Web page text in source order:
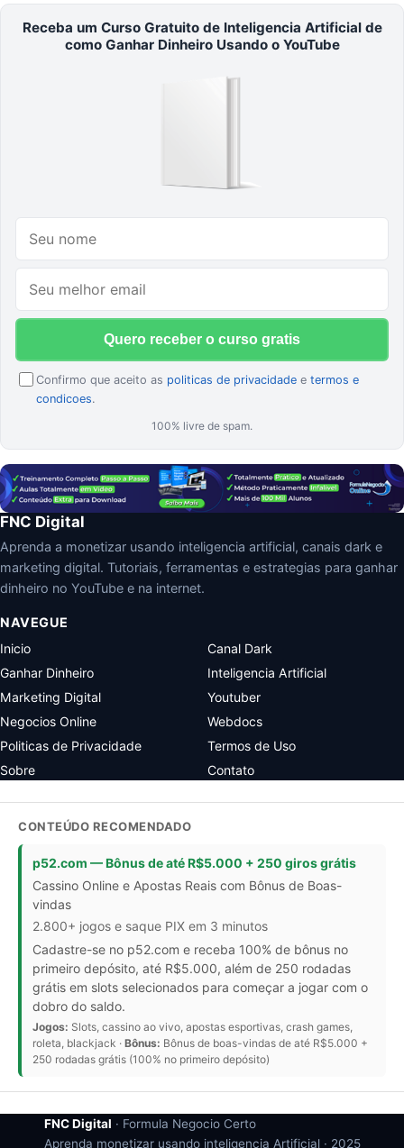
Receba um Curso Gratuito de Inteligencia Artificial de
como Ganhar Dinheiro Usando o YouTube
Quero receber o curso gratis
Confirmo que aceito as politicas de privacidade e termos e
condicoes.
100% livre de spam.
FNC Digital
Aprenda a monetizar usando inteligencia artificial, canais dark e
marketing digital. Tutoriais, ferramentas e estrategias para ganhar
dinheiro no YouTube e na internet.
NAVEGUE
Inicio
Canal Dark
Ganhar Dinheiro
Inteligencia Artificial
Marketing Digital
Youtuber
Negocios Online
Webdocs
Politicas de Privacidade
Termos de Uso
Sobre
Contato
CONTEÚDO RECOMENDADO
p52.com — Bônus de até R$5.000 + 250 giros grátis
Cassino Online e Apostas Reais com Bônus de Boas-
vindas
2.800+ jogos e saque PIX em 3 minutos
Cadastre-se no p52.com e receba 100% de bônus no
primeiro depósito, até R$5.000, além de 250 rodadas
grátis em slots selecionados para começar a jogar com o
dobro do saldo.
Jogos: Slots, cassino ao vivo, apostas esportivas, crash games,
roleta, blackjack · Bônus: Bônus de boas-vindas de até R$5.000 +
250 rodadas grátis (100% no primeiro depósito)
FNC Digital · Formula Negocio Certo
Aprenda monetizar usando inteligencia Artificial · 2025